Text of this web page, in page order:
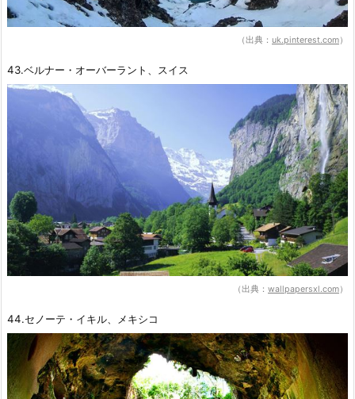
（出典： uk.pinterest.com）
43.ベルナー・オーバーラント、スイス
（出典： wallpapersxl.com）
44.セノーテ・イキル、メキシコ